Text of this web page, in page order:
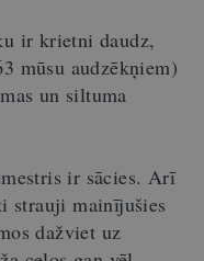
ir krietni daudz,
mūsu audzēkņiem)
un siltuma
ir sācies. Arī
strauji mainījušies
dažviet uz